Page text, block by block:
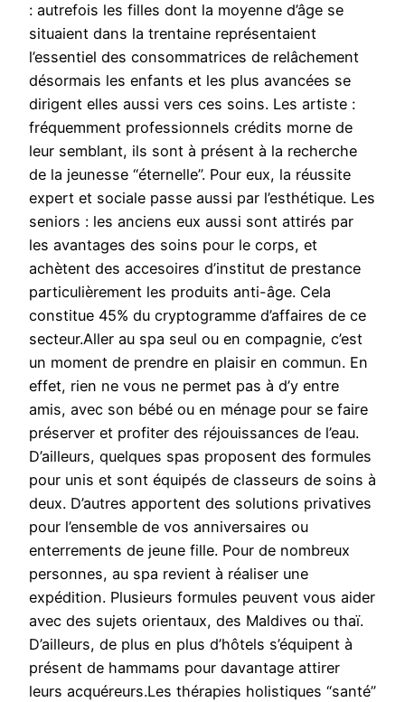
: autrefois les filles dont la moyenne d’âge se
situaient dans la trentaine représentaient
l’essentiel des consommatrices de relâchement
désormais les enfants et les plus avancées se
dirigent elles aussi vers ces soins. Les artiste :
fréquemment professionnels crédits morne de
leur semblant, ils sont à présent à la recherche
de la jeunesse “éternelle”. Pour eux, la réussite
expert et sociale passe aussi par l’esthétique. Les
seniors : les anciens eux aussi sont attirés par
les avantages des soins pour le corps, et
achètent des accesoires d’institut de prestance
particulièrement les produits anti-âge. Cela
constitue 45% du cryptogramme d’affaires de ce
secteur.Aller au spa seul ou en compagnie, c’est
un moment de prendre en plaisir en commun. En
effet, rien ne vous ne permet pas à d’y entre
amis, avec son bébé ou en ménage pour se faire
préserver et profiter des réjouissances de l’eau.
D’ailleurs, quelques spas proposent des formules
pour unis et sont équipés de classeurs de soins à
deux. D’autres apportent des solutions privatives
pour l’ensemble de vos anniversaires ou
enterrements de jeune fille. Pour de nombreux
personnes, au spa revient à réaliser une
expédition. Plusieurs formules peuvent vous aider
avec des sujets orientaux, des Maldives ou thaï.
D’ailleurs, de plus en plus d’hôtels s’équipent à
présent de hammams pour davantage attirer
leurs acquéreurs.Les thérapies holistiques “santé”